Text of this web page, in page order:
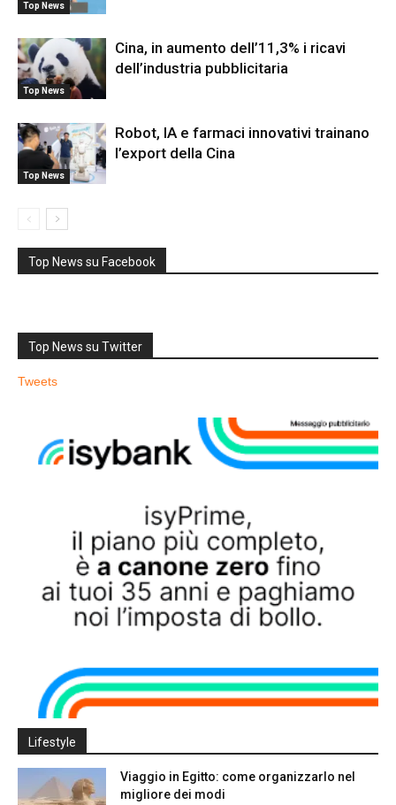
Top News
Top News
Cina, in aumento dell’11,3% i ricavi
dell’industria pubblicitaria
Top News
Robot, IA e farmaci innovativi trainano
l’export della Cina
Top News su Facebook
Top News su Twitter
Tweets
Lifestyle
Viaggio in Egitto: come organizzarlo nel
migliore dei modi